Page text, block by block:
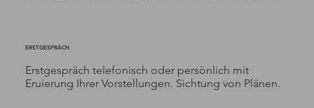
Erstgespräch telefonisch oder persönlich mit
Eruierung Ihrer Vorstellungen. Sichtung von Plänen.
ERSTGESPRÄCH